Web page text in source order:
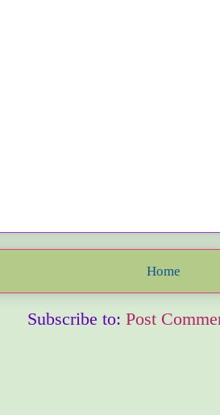
Home
Subscribe to: Post